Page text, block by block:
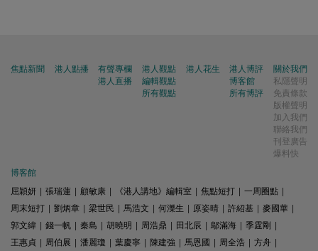
焦點新聞 港人點播
有聲專欄
港人直播
港人觀點
編輯觀點
所有觀點
港人花生
港人博評
博客館
所有博評
關於我們
私隱聲明
免責條款
版權聲明
加入我們
聯絡我們
刊登廣告
爆料快
博客館
屈穎妍
張瑞蓮 顧敏康 《港人講地》編輯室 焦點短打 一周圈點
周末短打
劉炳章 梁世民 馬浩文 何濼生 原姿晴 許紹基 麥國華
郭文緯
錢一帆 秦島 胡曉明 周浩鼎 田北辰 鄔滿海 季霆剛
王惠貞
周伯展 潘麗瓊 葉慶寧 陳建強 馬恩國 周全浩 方舟